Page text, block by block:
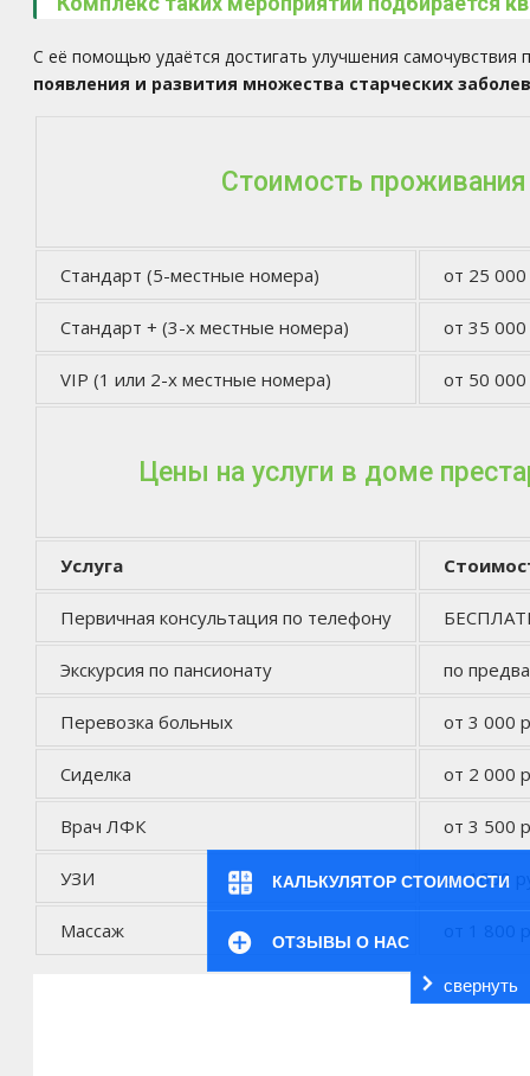
КАЛЬКУЛЯТОР СТОИМОСТИ
ОТЗЫВЫ О НАС
свернуть
С её помощью удаётся достигать улучшения самочувствия
появления и развития множества старческих
Стоимость проживания
Стандарт (5-местные номера) от 25 000
Стандарт + (3-х местные номера) от 35 000
VIP (1 или 2-х местные номера) от 50 000
Цены на услуги в доме
Услуга
Первичная консультация по телефону
Экскурсия по пансионату по
Перевозка больных от 3 000
Сиделка от 2 000
Врач ЛФК от 3 500
УЗИ от 1600
Массаж